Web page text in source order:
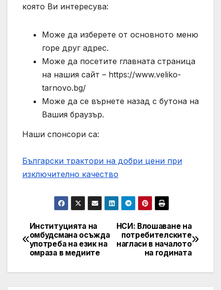
която Ви интересува:
Може да изберете от основното меню
горе друг адрес.
Може да посетите главната страница
на нашия сайт – https://www.veliko-
tarnovo.bg/
Може да се върнете назад с бутона на
Вашия браузър.
Наши спонсори са:
Български трактори на добри цени при
изключително качество
Post
navigation
НСИ: Влошаване на
потребителските
нагласи в началото
на годината
Институцията на
омбудсмана осъжда
употреба на език на
омраза в медиите